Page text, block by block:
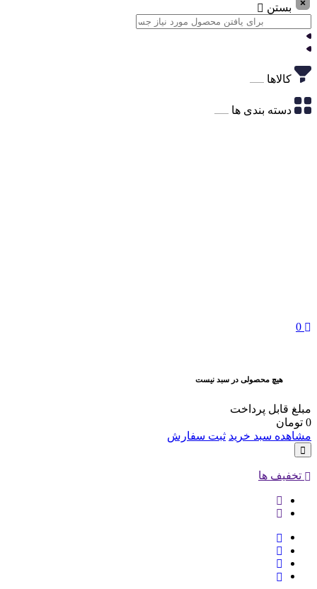
بستن
کالاها
دسته بندی ها
0
هیچ محصولی در سبد نیست
مبلغ قابل پرداخت
0 تومان
مشاهده سبد خرید ثبت سفارش
تخفیف ها